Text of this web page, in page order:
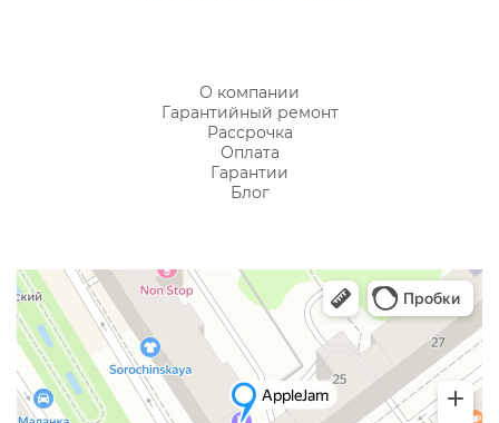
О компании
Гарантийный ремонт
Рассрочка
Оплата
Гарантии
Блог